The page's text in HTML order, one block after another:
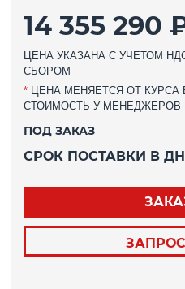
14 355 290
ЦЕНА УКАЗАНА С УЧЕТОМ
СБОРОМ
*ЦЕНА МЕНЯЕТСЯ ОТ КУРСА
СТОИМОСТЬ У МЕНЕДЖЕРОВ
ПОД ЗАКАЗ
СРОК ПОСТАВКИ В